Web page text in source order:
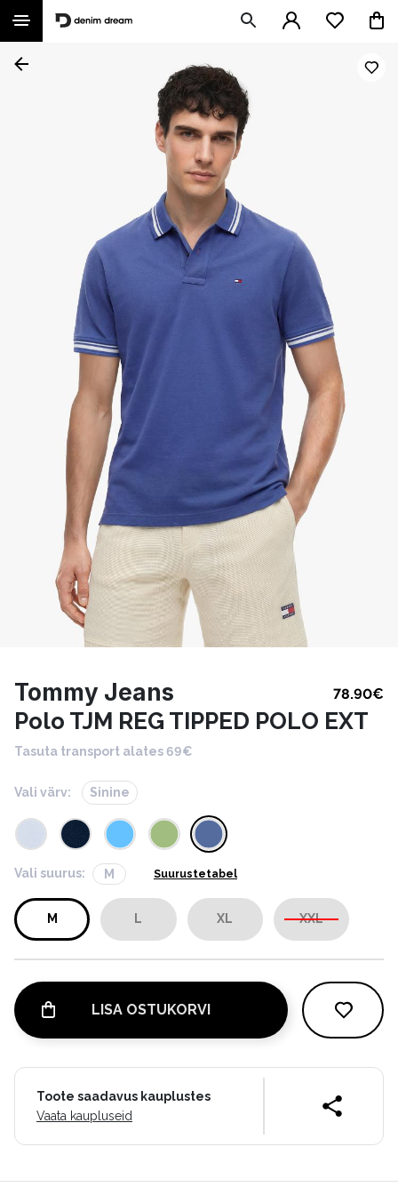
Tommy Jeans 78.90€
Polo TJM REG TIPPED POLO EXT
Tasuta transport alates 69€
Vali värv: Sinine
Vali suurus: M Suurustetabel
M L XL XXL
LISA OSTUKORVI
Toote saadavus kauplustes
Vaata kaupluseid